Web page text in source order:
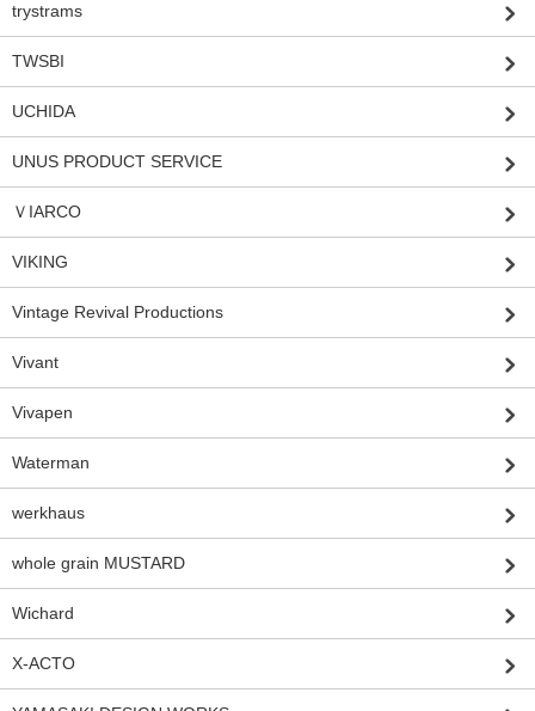
trystrams
TWSBI
UCHIDA
UNUS PRODUCT SERVICE
ＶIARCO
VIKING
Vintage Revival Productions
Vivant
Vivapen
Waterman
werkhaus
whole grain MUSTARD
Wichard
X-ACTO